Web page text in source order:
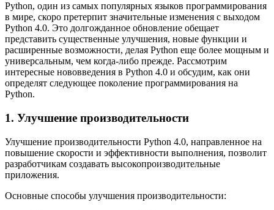
Python, один из самых популярных языков программирования
в мире, скоро претерпит значительные изменения с выходом
Python 4.0. Это долгожданное обновление обещает
представить существенные улучшения, новые функции и
расширенные возможности, делая Python еще более мощным и
универсальным, чем когда-либо прежде. Рассмотрим
интересные нововведения в Python 4.0 и обсудим, как они
определят следующее поколение программирования на
Python.
1. Улучшение производительности
Улучшение производительности Python 4.0, направленное на
повышение скорости и эффективности выполнения, позволит
разработчикам создавать высокопроизводительные
приложения.
Основные способы улучшения производительности: